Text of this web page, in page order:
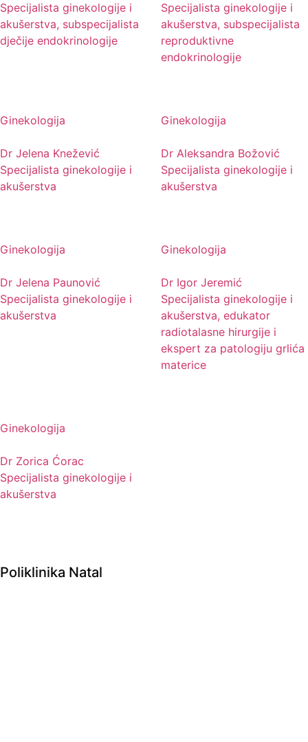
Specijalista ginekologije i
akušerstva, subspecijalista
dječije endokrinologije
Specijalista ginekologije i
akušerstva, subspecijalista
reproduktivne
endokrinologije
Ginekologija
Dr Jelena Knežević
Specijalista ginekologije i
akušerstva
Ginekologija
Dr Aleksandra Božović
Specijalista ginekologije i
akušerstva
Ginekologija
Dr Jelena Paunović
Specijalista ginekologije i
akušerstva
Ginekologija
Dr Igor Jeremić
Specijalista ginekologije i
akušerstva, edukator
radiotalasne hirurgije i
ekspert za patologiju grlića
materice
Ginekologija
Dr Zorica Ćorac
Specijalista ginekologije i
akušerstva
Poliklinika Natal